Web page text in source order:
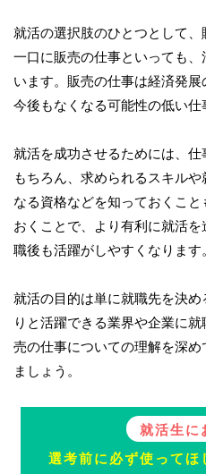
就活の選択肢のひとつとして、
一口に販売の仕事といっても
います。販売の仕事は経済発展
今後もなくなる可能性の低い仕
就活を成功させるためには、
もちろん、求められるスキル
なる資格などを知っておくこ
おくことで、より有利に就活
職後も活躍がしやすくなります。
就活の目的は単に就職先を決
りと活躍できる業界や企業に
売の仕事についての理解を深
ましょう。
就活生に
選考前に必ず使ってほ